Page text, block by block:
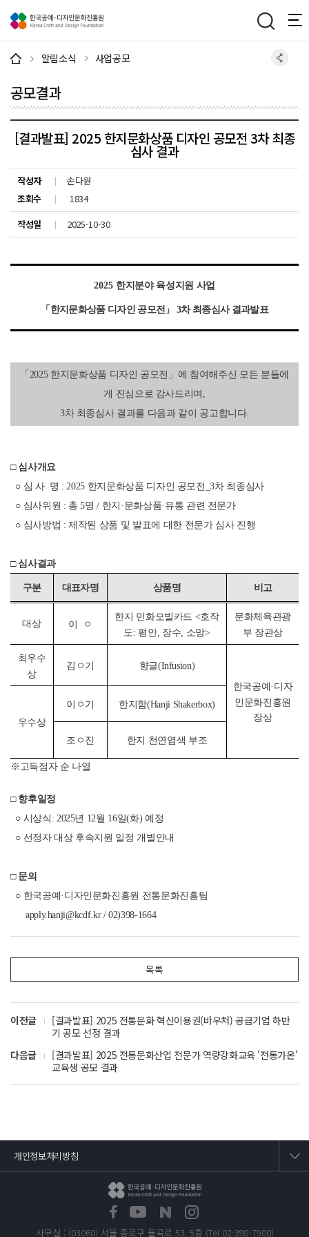
알림소식 사업공모
공모결과
[결과발표] 2025 한지문화상품 디자인 공모전 3차 최종
심사 결과
작성자
손다원
조회수
1834
작성일
2025-10-30
2025 한지분야 육성지원 사업
「 한지문화상품 디자인 공모전 」 3차 최종심사 결과발표
「2025 한지문화상품 디자인 공모전」에 참여해주신 모든 분들에
게 진심으로 감사드리며,
3차 최종심사 결과를 다음과 같이 공고합니다.
□ 심사개요
○ 심 사 명 : 2025 한지문화상품 디자인 공모전_3차 최종심사
○ 심사위원 : 총 5명 / 한지·문화상품· 유통 관련 전문가
○ 심사방법 : 제작된 상품 및 발표에 대한 전문가 심사 진행
□ 심사결과
구분 대표자명 상품명 비고
대상 이 ㅇ
한지 민화모빌카드 <호작
도: 평안, 장수, 소망>
문화체육관광
부 장관상
최우수
상
김ㅇ기
향글(Infusion)
한국공예·디자
인문화진흥원
장상
우수상
이ㅇ기 한지함(Hanji Shakerbox)
조ㅇ진 한지 천연염색 부조
※고득점자 순 나열
□ 향후일정
○ 시상식: 2025년 12월 16일(화) 예정
○ 선정자 대상 후속지원 일정개별안내
□ 문의
○ 한국공예·디자인문화진흥원 전통문화진흥팀
apply.hanji@kcdf.kr / 02)398-1664
목록
이전글
[결과발표] 2025 전통문화 혁신이용권(바우처) 공급기업 하반
기 공모 선정 결과
다음글
[결과발표] 2025 전통문화산업 전문가 역량강화교육 '전통가온'
교육생 공모 결과
개인정보처리방침
사무실 : (03060) 서울 종로구 율곡로 53, 5층 (Tel 02-398-7900)